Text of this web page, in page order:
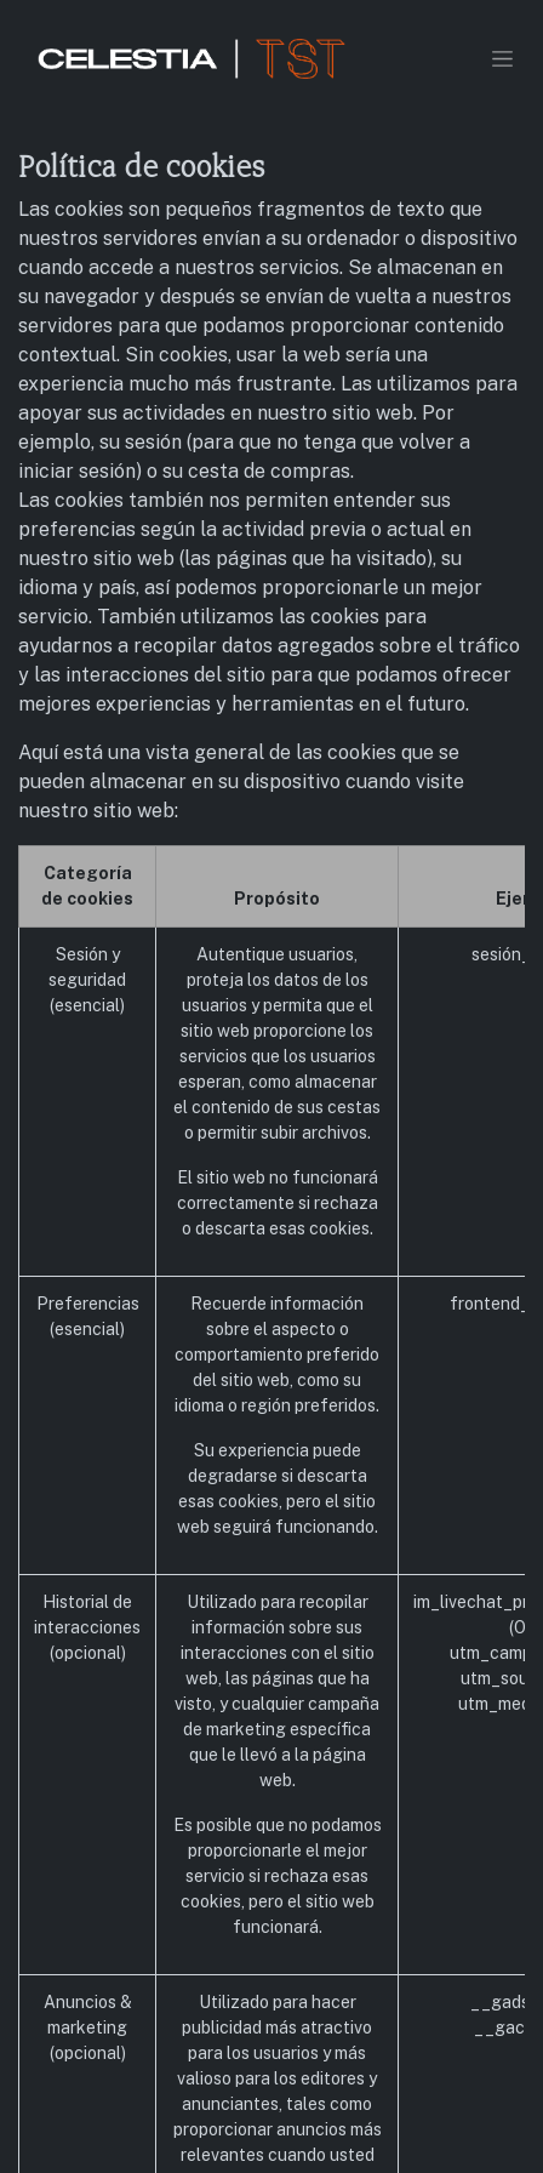
Política de cookies
Las cookies son pequeños fragmentos de texto que
nuestros servidores envían a su ordenador o dispositivo
cuando accede a nuestros servicios. Se almacenan en
su navegador y después se envían de vuelta a nuestros
servidores para que podamos proporcionar contenido
contextual. Sin cookies, usar la web sería una
experiencia mucho más frustrante. Las utilizamos para
apoyar sus actividades en nuestro sitio web. Por
ejemplo, su sesión (para que no tenga que volver a
iniciar sesión) o su cesta de compras.
Las cookies también nos permiten entender sus
preferencias según la actividad previa o actual en
nuestro sitio web (las páginas que ha visitado), su
idioma y país, así podemos proporcionarle un mejor
servicio. También utilizamos las cookies para
ayudarnos a recopilar datos agregados sobre el tráfico
y las interacciones del sitio para que podamos ofrecer
mejores experiencias y herramientas en el futuro.
Aquí está una vista general de las cookies que se
pueden almacenar en su dispositivo cuando visite
nuestro sitio web:
Categoría
de cookies
Propósito
Sesión y
seguridad
(esencial)
Autentique usuarios,
proteja los datos de los
usuarios y permita que el
sitio web proporcione los
servicios que los usuarios
esperan, como almacenar
el contenido de sus cestas
o permitir subir archivos.
El sitio web no funcionará
correctamente si rechaza
o descarta esas cookies.
Preferencias
(esencial)
Recuerde información
sobre el aspecto o
comportamiento preferido
del sitio web, como su
idioma o región preferidos.
Su experiencia puede
degradarse si descarta
esas cookies, pero el sitio
web seguirá funcionando.
Historial de
interacciones
(opcional)
Utilizado para recopilar
información sobre sus
interacciones con el sitio
web, las páginas que ha
visto, y cualquier campaña
de marketing específica
que le llevó a la página
web.
Es posible que no podamos
proporcionarle el mejor
servicio si rechaza esas
cookies, pero el sitio web
funcionará.
Anuncios &
marketing
(opcional)
Utilizado para hacer
publicidad más atractivo
para los usuarios y más
valioso para los editores y
anunciantes, tales como
proporcionar anuncios más
relevantes cuando usted
__gads
__gac